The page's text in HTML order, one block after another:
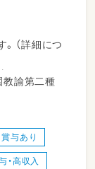
（詳細につ
項
諭第一種 幼稚園教諭第二種
賞与あり
・高収入